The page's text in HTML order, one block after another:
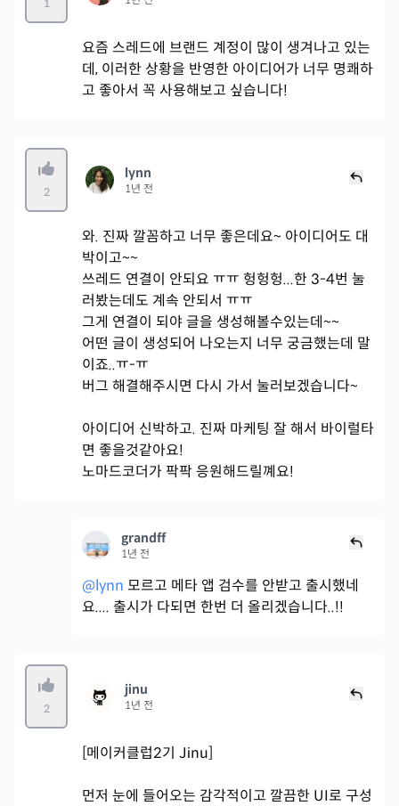
1
요즘 스레드에 브랜드 계정이 많이 생겨나고 있는
데, 이러한 상황을 반영한 아이디어가 너무 명쾌하
고 좋아서 꼭 사용해보고 싶습니다!
2
lynn
1년 전
와. 진짜 깔꼼하고 너무 좋은데요~ 아이디어도 대
박이고~~
쓰레드 연결이 안되요 ㅠㅠ 헝헝헝...한 3-4번 눌
러봤는데도 계속 안되서 ㅠㅠ
그게 연결이 되야 글을 생성해볼수있는데~~
어떤 글이 생성되어 나오는지 너무 궁금했는데 말
이죠..ㅠ-ㅠ
버그 해결해주시면 다시 가서 눌러보겠습니다~
아이디어 신박하고. 진짜 마케팅 잘 해서 바이럴타
면 좋을것같아요!
노마드코더가 팍팍 응원해드릴꼐요!
grandff
1년 전
@lynn 모르고 메타 앱 검수를 안받고 출시했네
요.... 출시가 다되면 한번 더 올리겠습니다..!!
2
jinu
1년 전
[메이커클럽2기 Jinu]
먼저 눈에 들어오는 감각적이고 깔끔한 UI로 구성